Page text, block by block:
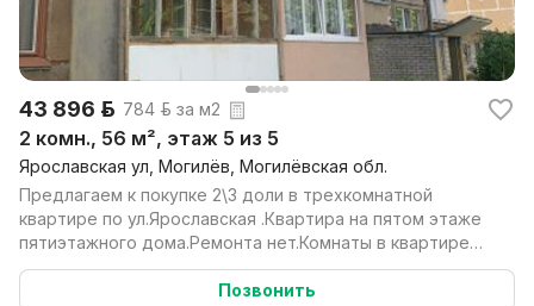
43 896 р. 784 р. за м2
2 комн., 56 м², этаж 5 из 5
Ярославская ул, Могилёв, Могилёвская обл.
Предлагаем к покупке 2\3 доли в трехкомнатной
квартире по ул.Ярославская .Квартира на пятом этаже
пятиэтажного дома.Ремонта нет.Комнаты в квартире
раз...
Позвонить